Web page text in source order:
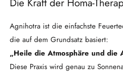
Die Kraft der Homa-
Agnihotra ist die einfachste
die auf dem Grundsatz basiert:
„Heile die Atmosphäre und die
Diese Praxis wird genau zu